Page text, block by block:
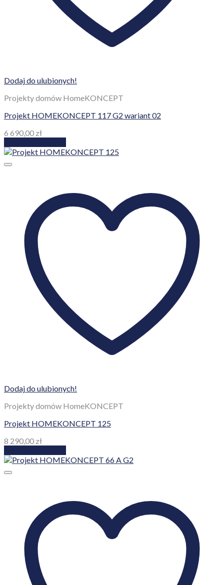
Dodaj do ulubionych!
Projekty domów HomeKONCEPT
Projekt HOMEKONCEPT 117 G2 wariant 02
6 690,00 zł
Dodaj do ulubionych!
Projekty domów HomeKONCEPT
Projekt HOMEKONCEPT 125
8 290,00 zł